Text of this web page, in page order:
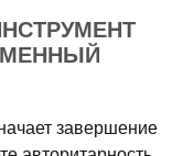
завершение